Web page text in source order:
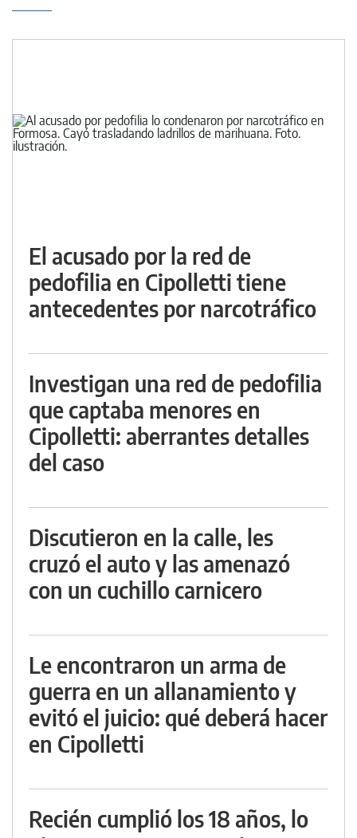
El acusado por la red de
pedofilia en Cipolletti tiene
antecedentes por narcotráfico
Investigan una red de pedofilia
que captaba menores en
Cipolletti: aberrantes detalles
del caso
Discutieron en la calle, les
cruzó el auto y las amenazó
con un cuchillo carnicero
Le encontraron un arma de
guerra en un allanamiento y
evitó el juicio: qué deberá hacer
en Cipolletti
Recién cumplió los 18 años, lo